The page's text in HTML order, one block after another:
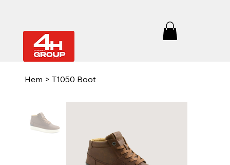
Hem > T1050 Boot